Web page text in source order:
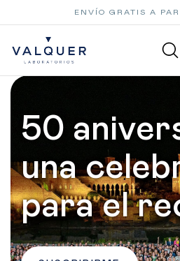
ENVÍO GRATIS A
50
una
para el